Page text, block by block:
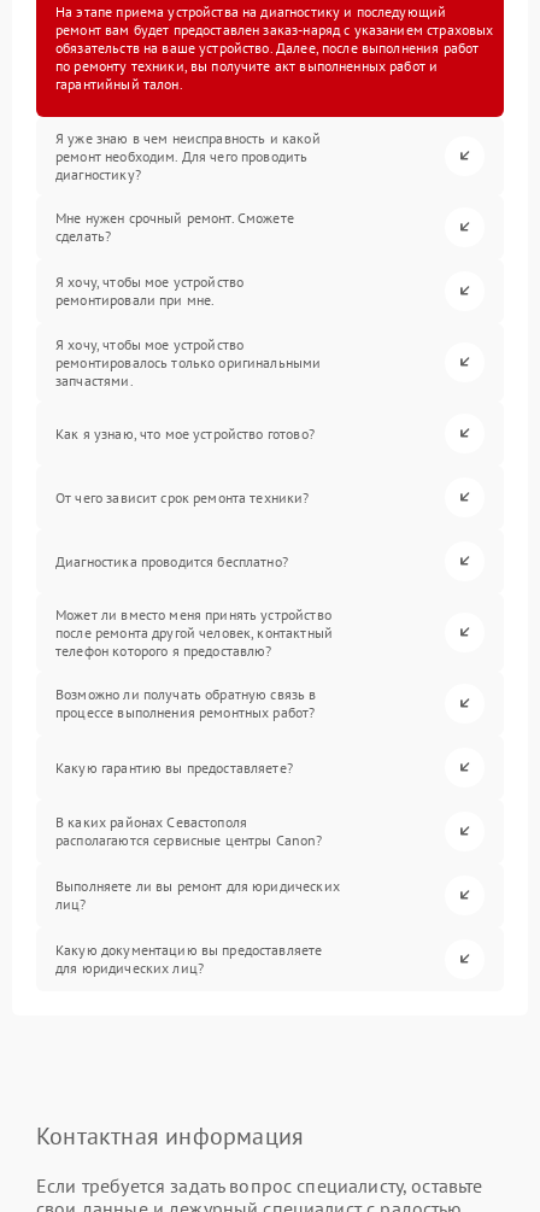
На этапе приема устройства на диагностику и последующий
ремонт вам будет предоставлен заказ-наряд с указанием страховых
обязательств на ваше устройство. Далее, после выполнения работ
по ремонту техники, вы получите акт выполненных работ и
гарантийный талон.
Я уже знаю в чем неисправность и какой
ремонт необходим. Для чего проводить
диагностику?
Мне нужен срочный ремонт. Сможете
сделать?
Я хочу, чтобы мое устройство
ремонтировали при мне.
Я хочу, чтобы мое устройство
ремонтировалось только оригинальными
запчастями.
Как я узнаю, что мое устройство готово?
От чего зависит срок ремонта техники?
Диагностика проводится бесплатно?
Может ли вместо меня принять устройство
после ремонта другой человек, контактный
телефон которого я предоставлю?
Возможно ли получать обратную связь в
процессе выполнения ремонтных работ?
Какую гарантию вы предоставляете?
В каких районах Севастополя
располагаются сервисные центры Canon?
Выполняете ли вы ремонт для юридических
лиц?
Какую документацию вы предоставляете
для юридических лиц?
Контактная информация
Если требуется задать вопрос специалисту, оставьте